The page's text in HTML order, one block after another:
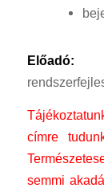
Előadó:
címre
semmi